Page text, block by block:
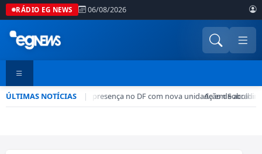
RÁDIO EG NEWS 06/08/2026
ÚLTIMAS NOTÍCIAS |
Rede CADE aumenta presença no DF com nova unidade em
• Ação de